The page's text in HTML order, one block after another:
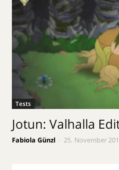
Tests
Jotun: Valhalla
Fabiola Günzl 25. November